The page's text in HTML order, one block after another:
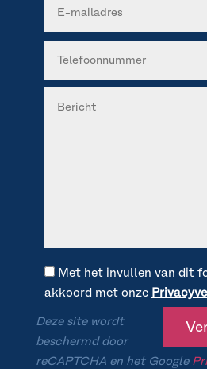
Met het invullen van dit
akkoord met onze
Deze site wordt
beschermd door
reCAPTCHA en het Google